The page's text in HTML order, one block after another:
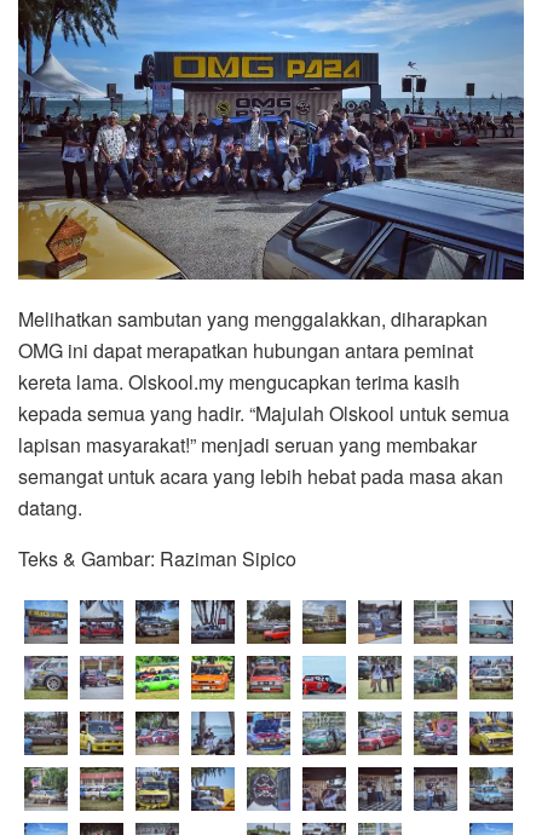
Melihatkan sambutan yang menggalakkan, diharapkan
OMG ini dapat merapatkan hubungan antara peminat
kereta lama. Olskool.my mengucapkan terima kasih
kepada semua yang hadir. “Majulah Olskool untuk semua
lapisan masyarakat!” menjadi seruan yang membakar
semangat untuk acara yang lebih hebat pada masa akan
datang.
Teks & Gambar: Raziman Sipico